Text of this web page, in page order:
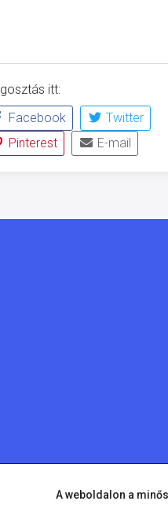
itt:
Facebook
Twitter
Pinterest
E-mail
A weboldalon a